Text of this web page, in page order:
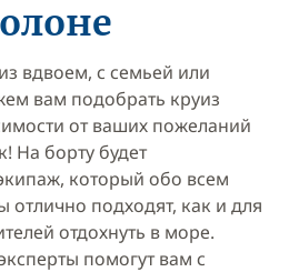
вдвоем, с семьей или
вам подобрать круиз
от ваших пожеланий
На борту будет
который обо всем
отлично подходят, как и для
отдохнуть в море.
помогут вам с